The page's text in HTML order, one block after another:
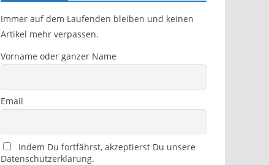
Immer auf dem Laufenden bleiben und keinen
Artikel mehr verpassen.
Vorname oder ganzer Name
Email
Indem Du fortfährst, akzeptierst Du unsere
Datenschutzerklärung.